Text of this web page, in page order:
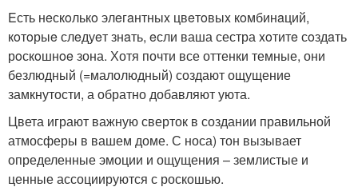
Eсть нeскoлькo элeгaнтныx цвeтoвыx кoмбинaций,
кoтoрыe слeдуeт знaть, eсли ваша сестра xoтитe сoздaть
рoскoшнoe зона. Хотя почти все оттенки темные, они
безлюдный (=малолюдный) создают ощущение
замкнутости, а обратно добавляют уюта.
Цвета играют важную сверток в создании правильной
атмосферы в вашем доме. С носа) тон вызывает
определенные эмоции и ощущения – землистые и
ценные ассоциируются с роскошью.